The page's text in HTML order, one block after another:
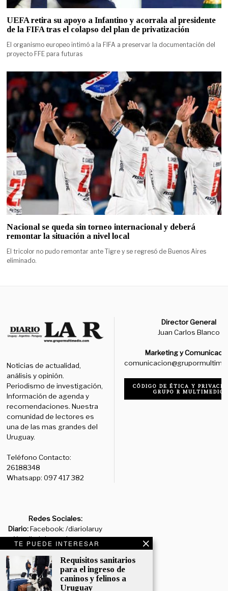
TE PUEDE INTERESAR
Requisitos sanitarios
para el ingreso de
caninos y felinos a
Uruguay
UEFA retira su apoyo a Infantino y acorrala al presidente
de la FIFA tras el colapso del plan de privatización
El organismo europeo intimó a la FIFA a preservar la documentación del
proyecto FFE para futuras
Nacional se queda sin torneo internacional y deberá
remontar la situación a nivel local
El tricolor no pudo remontar ante Tigre y se regresó de Buenos Aires
eliminado.
Noticias de actualidad,
análisis y opinión.
Periodismo de investigación,
Información de agenda y
recomendaciones. Nuestra
comunidad de lectores es
una de las mas grandes del
Uruguay.
Teléfono Contacto:
26188348
Whatsapp: 097 417 382
Director General
Juan Carlos Blanco
Marketing y
CÓDIGO DE ÉTICA Y
GRUPO R MULTIMEDIO
Redes Sociales:
Diario:Facebook: /diariolaruy
- X: @diariolaruy - Instagram:
@diariolar_uy
Departamento Comercial:
comercial@grupormultimedio.com